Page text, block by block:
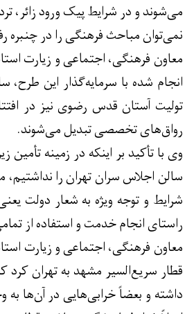
می‌شوند و در شرایط پیک ورود زائر،
نمی‌توان مباحث فرهنگی را در چنبره
معاون فرهنگی، اجتماعی و زیارت
انجام شده با سرمایه‌گذار این
تولیت آستان قدس رضوی نیز در
رواق‌های تخصصی تبدیل می‌شوند.
وی با تأکید بر اینکه در زمینه
شرایط و توجه ویژه به شعار دولت
راستای انجام خدمت و استفاده از
معاون فرهنگی، اجتماعی و زیارت
قطار سریع‌السیر مشهد به تهران
داشته و بعضاً خرابی‌هایی در آن‌ها